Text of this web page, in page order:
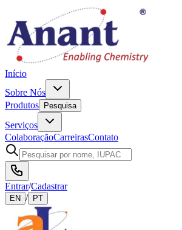
Início
Sobre Nós
Produtos
Pesquisa
Serviços
ColaboraçãoCarreirasContato
Entrar/Cadastrar
EN / PT